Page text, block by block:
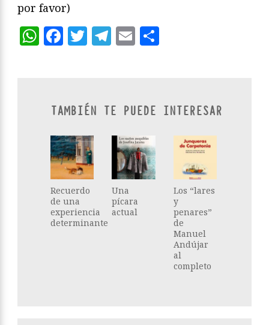
por favor)
WhatsApp
Facebook
Twitter
Telegram
Email
TAMBIÉN TE PUEDE INTERESAR
Recuerdo
de una
experiencia
determinante
Una
pícara
actual
Los “lares
y
penares”
de
Manuel
Andújar
al
completo